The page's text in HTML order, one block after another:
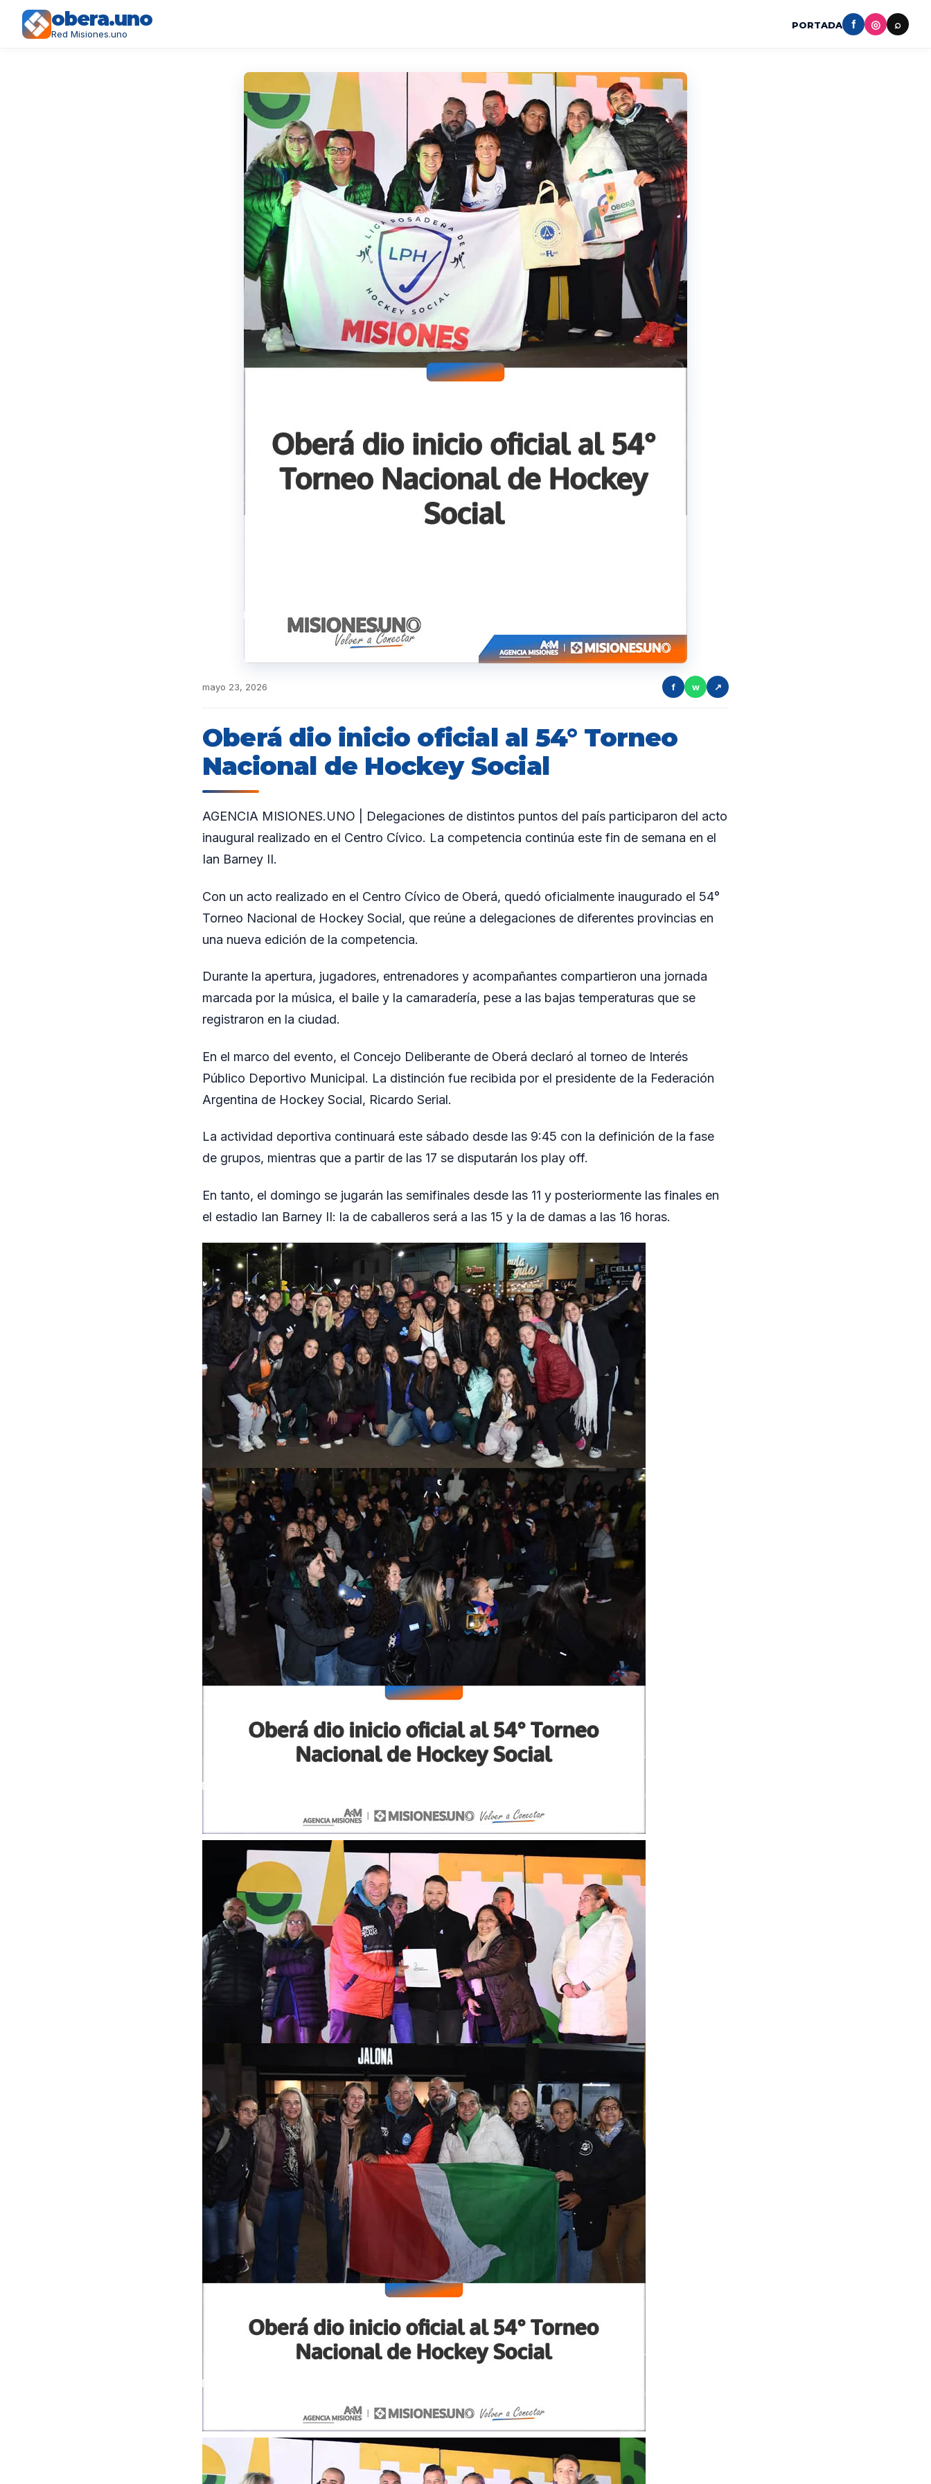
obera.uno
Red Misiones.uno
PORTADA f ◎ ⌕
mayo 23, 2026 f w ↗
Oberá dio inicio oficial al 54° Torneo
Nacional de Hockey Social
AGENCIA MISIONES.UNO | Delegaciones de distintos puntos del país participaron del acto
inaugural realizado en el Centro Cívico. La competencia continúa este fin de semana en el
Ian Barney II.
Con un acto realizado en el Centro Cívico de Oberá, quedó oficialmente inaugurado el 54°
Torneo Nacional de Hockey Social, que reúne a delegaciones de diferentes provincias en
una nueva edición de la competencia.
Durante la apertura, jugadores, entrenadores y acompañantes compartieron una jornada
marcada por la música, el baile y la camaradería, pese a las bajas temperaturas que se
registraron en la ciudad.
En el marco del evento, el Concejo Deliberante de Oberá declaró al torneo de Interés
Público Deportivo Municipal. La distinción fue recibida por el presidente de la Federación
Argentina de Hockey Social, Ricardo Serial.
La actividad deportiva continuará este sábado desde las 9:45 con la definición de la fase
de grupos, mientras que a partir de las 17 se disputarán los play off.
En tanto, el domingo se jugarán las semifinales desde las 11 y posteriormente las finales en
el estadio Ian Barney II: la de caballeros será a las 15 y la de damas a las 16 horas.